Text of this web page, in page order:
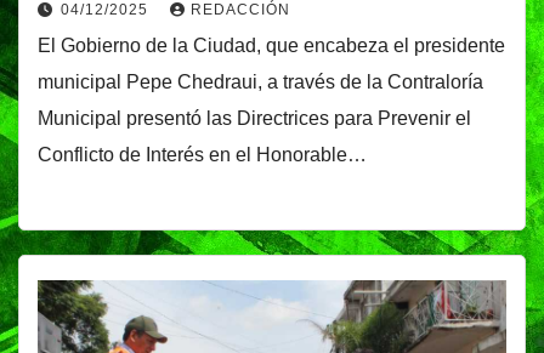
04/12/2025 REDACCIÓN
El Gobierno de la Ciudad, que encabeza el presidente
municipal Pepe Chedraui, a través de la Contraloría
Municipal presentó las Directrices para Prevenir el
Conflicto de Interés en el Honorable…